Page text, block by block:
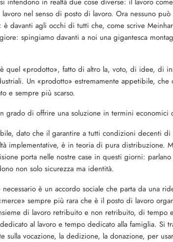
nel senso di po­sto di lavoro. Ora nessuno
è davanti agli oc­chi di tutti che, come scrive
spingiamo davanti a noi una gigantesca
quel «prodotto», fatto di altro la, voto, di idee, di
Un «prodotto» estre­mamente appetibile,
e sempre più scarso.
grado di offrire una soluzione in termini economici
dato che il garantire a tutti condizioni decenti di
implementative, è in teoria di pura distribuzione.
porta nelle nostre case in questi giorni:
non solo sicurezza ma identità.
è un accordo sociale che parta da una
sempre più rara che è il posto di lavoro
di lavoro retribuito e non retribuito, di
al lavoro e tempo dedicato alla fami­glia. Si
sulla vocazione, la dedizione, la donazione, per